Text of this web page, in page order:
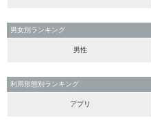
男女別ランキング
男性
利用形態別ランキング
アプリ